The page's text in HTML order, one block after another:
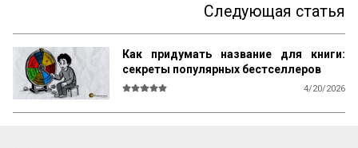
Следующая статья
Как придумать название для книги:
секреты популярных бестселлеров
4/20/2026